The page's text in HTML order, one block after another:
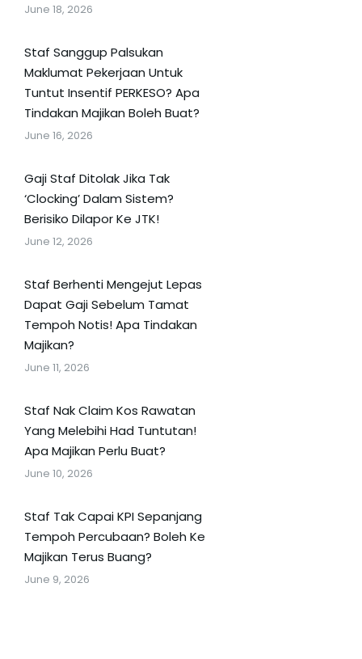
June 18, 2026
Staf Sanggup Palsukan
Maklumat Pekerjaan Untuk
Tuntut Insentif PERKESO? Apa
Tindakan Majikan Boleh Buat?
June 16, 2026
Gaji Staf Ditolak Jika Tak
‘Clocking’ Dalam Sistem?
Berisiko Dilapor Ke JTK!
June 12, 2026
Staf Berhenti Mengejut Lepas
Dapat Gaji Sebelum Tamat
Tempoh Notis! Apa Tindakan
Majikan?
June 11, 2026
Staf Nak Claim Kos Rawatan
Yang Melebihi Had Tuntutan!
Apa Majikan Perlu Buat?
June 10, 2026
Staf Tak Capai KPI Sepanjang
Tempoh Percubaan? Boleh Ke
Majikan Terus Buang?
June 9, 2026